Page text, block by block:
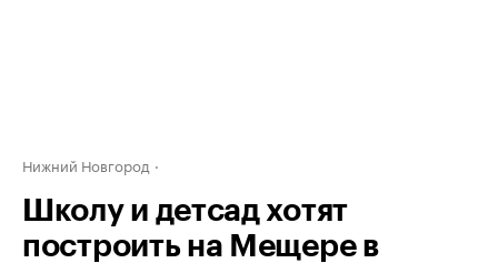
Нижний Новгород
Школу и детсад хотят
построить на Мещере в